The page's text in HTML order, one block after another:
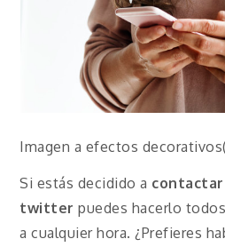
Imagen a efectos
Si estás decidido a
twitter puedes hacerlo
a cualquier hora. ¿Prefieres